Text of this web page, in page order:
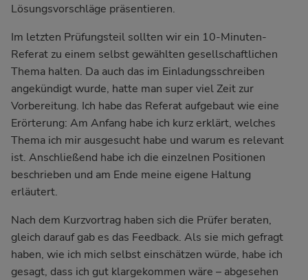
Lösungsvorschläge präsentieren.
Im letzten Prüfungsteil sollten wir ein 10-Minuten-
Referat zu einem selbst gewählten gesellschaftlichen
Thema halten. Da auch das im Einladungsschreiben
angekündigt wurde, hatte man super viel Zeit zur
Vorbereitung. Ich habe das Referat aufgebaut wie eine
Erörterung: Am Anfang habe ich kurz erklärt, welches
Thema ich mir ausgesucht habe und warum es relevant
ist. Anschließend habe ich die einzelnen Positionen
beschrieben und am Ende meine eigene Haltung
erläutert.
Nach dem Kurzvortrag haben sich die Prüfer beraten,
gleich darauf gab es das Feedback. Als sie mich gefragt
haben, wie ich mich selbst einschätzen würde, habe ich
gesagt, dass ich gut klargekommen wäre – abgesehen